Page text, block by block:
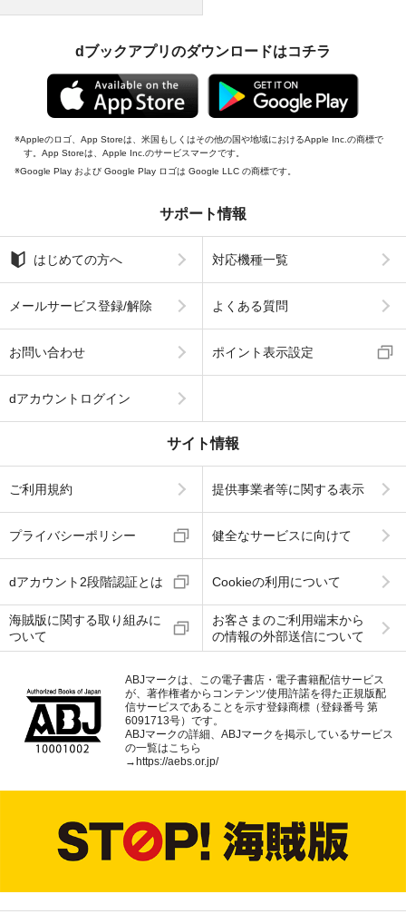
dブックアプリのダウンロードはコチラ
Appleのロゴ、App Storeは、米国もしくはその他の国や地域におけるApple Inc.の商標で
す。App Storeは、Apple Inc.のサービスマークです。
Google Play および Google Play ロゴは Google LLC の商標です。
サポート情報
はじめての方へ 対応機種一覧
メールサービス登録/解除 よくある質問
お問い合わせ ポイント表示設定
dアカウントログイン
サイト情報
ご利用規約 提供事業者等に関する表示
プライバシーポリシー 健全なサービスに向けて
dアカウント2段階認証とは Cookieの利用について
海賊版に関する取り組みに
ついて
お客さまのご利用端末から
の情報の外部送信について
ABJマークは、この電子書店・電子書籍配信サービス
が、著作権者からコンテンツ使用許諾を得た正規版配
信サービスであることを示す登録商標（登録番号 第
6091713号）です。
ABJマークの詳細、ABJマークを掲示しているサービス
の一覧はこちら
→ https://aebs.or.jp/